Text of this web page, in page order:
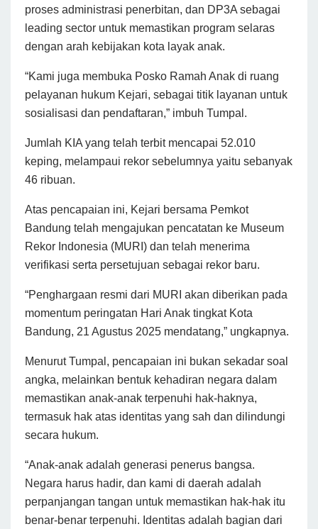
proses administrasi penerbitan, dan DP3A sebagai
leading sector untuk memastikan program selaras
dengan arah kebijakan kota layak anak.
“Kami juga membuka Posko Ramah Anak di ruang
pelayanan hukum Kejari, sebagai titik layanan untuk
sosialisasi dan pendaftaran,” imbuh Tumpal.
Jumlah KIA yang telah terbit mencapai 52.010
keping, melampaui rekor sebelumnya yaitu sebanyak
46 ribuan.
Atas pencapaian ini, Kejari bersama Pemkot
Bandung telah mengajukan pencatatan ke Museum
Rekor Indonesia (MURI) dan telah menerima
verifikasi serta persetujuan sebagai rekor baru.
“Penghargaan resmi dari MURI akan diberikan pada
momentum peringatan Hari Anak tingkat Kota
Bandung, 21 Agustus 2025 mendatang,” ungkapnya.
Menurut Tumpal, pencapaian ini bukan sekadar soal
angka, melainkan bentuk kehadiran negara dalam
memastikan anak-anak terpenuhi hak-haknya,
termasuk hak atas identitas yang sah dan dilindungi
secara hukum.
“Anak-anak adalah generasi penerus bangsa.
Negara harus hadir, dan kami di daerah adalah
perpanjangan tangan untuk memastikan hak-hak itu
benar-benar terpenuhi. Identitas adalah bagian dari